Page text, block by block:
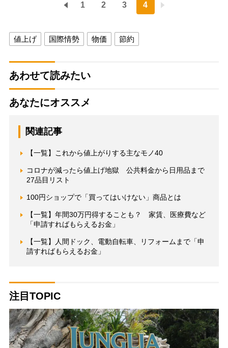
1 2 3 4
値上げ 国際情勢 物価 節約
あわせて読みたい
あなたにオススメ
関連記事
【一覧】これから値上がりする主なモノ40
コロナが減ったら値上げ地獄 公共料金から日用品まで
27品目リスト
100円ショップで「買ってはいけない」商品とは
【一覧】年間30万円得することも？ 家賃、医療費など
「申請すればもらえるお金」
【一覧】人間ドック、電動自転車、リフォームまで「申
請すればもらえるお金」
注目TOPIC